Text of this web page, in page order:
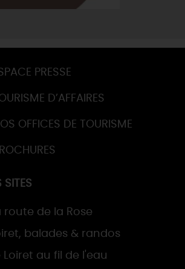
PRESSE
D’AFFAIRES
OFFICES DE TOURISME
SITES
route de la Rose
balades & randos
Loiret au fil de l'eau